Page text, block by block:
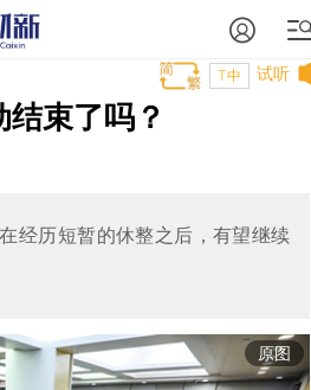
试听
T中
束了吗？
经历短暂的休整之后，有望继续
原图